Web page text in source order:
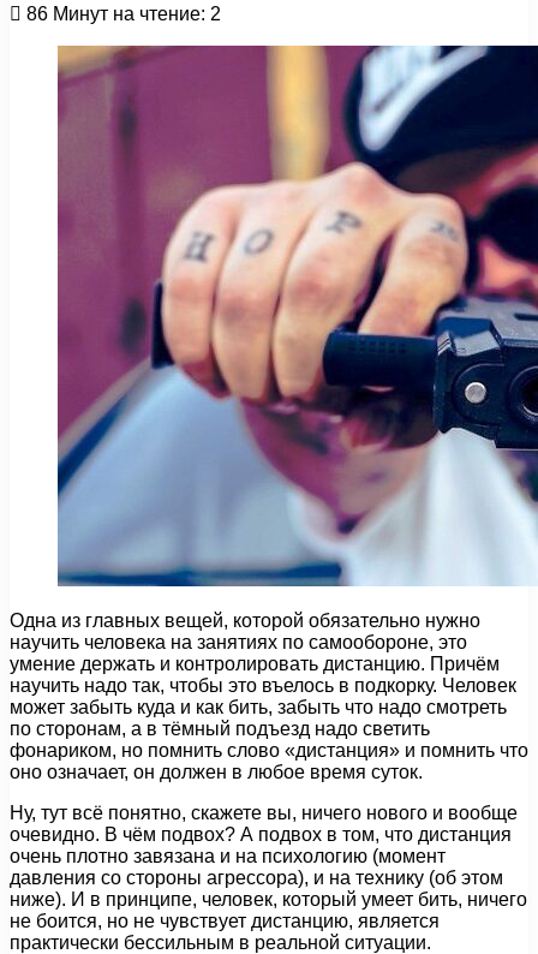
86 Минут на чтение: 2
Одна из главных вещей, которой обязательно нужно
научить человека на занятиях по самообороне, это
умение держать и контролировать дистанцию. Причём
научить надо так, чтобы это въелось в подкорку. Человек
может забыть куда и как бить, забыть что надо смотреть
по сторонам, а в тёмный подъезд надо светить
фонариком, но помнить слово «дистанция» и помнить что
оно означает, он должен в любое время суток.
Ну, тут всё понятно, скажете вы, ничего нового и вообще
очевидно. В чём подвох? А подвох в том, что дистанция
очень плотно завязана и на психологию (момент
давления со стороны агрессора), и на технику (об этом
ниже). И в принципе, человек, который умеет бить, ничего
не боится, но не чувствует дистанцию, является
практически бессильным в реальной ситуации.